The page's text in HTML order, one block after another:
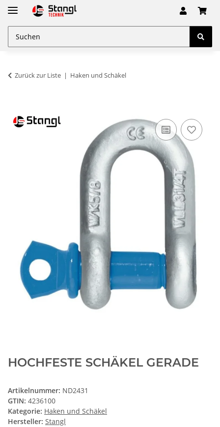
Zurück zur Liste Haken und Schäkel
HOCHFESTE SCHÄKEL GERADE
Artikelnummer: ND2431
GTIN: 4236100
Kategorie: Haken und Schäkel
Hersteller: Stangl